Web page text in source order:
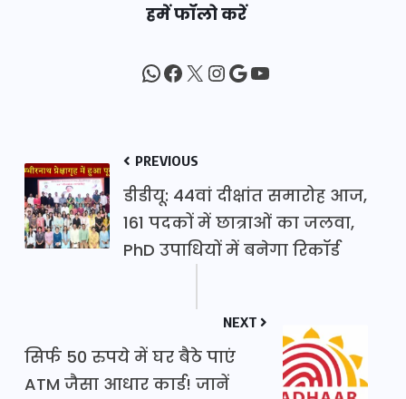
हमें फॉलो करें
WhatsApp
Facebook
X Instagram
Google
YouTube
PREVIOUS
डीडीयू: 44वां दीक्षांत समारोह आज,
161 पदकों में छात्राओं का जलवा,
PhD उपाधियों में बनेगा रिकॉर्ड
NEXT
सिर्फ 50 रुपये में घर बैठे पाएं
ATM जैसा आधार कार्ड! जानें